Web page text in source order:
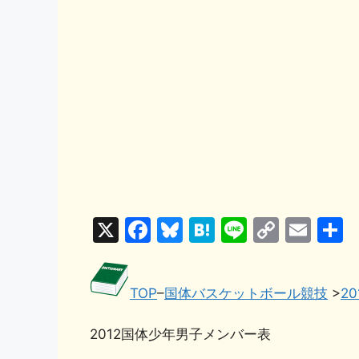
X
F
c
e
b
Bl
e
s
k
H
e
n
a
Li
e
C
p
y
E
ai
l
TOP–国体バスケットボール競技 >
2012国体少年男子メンバー表